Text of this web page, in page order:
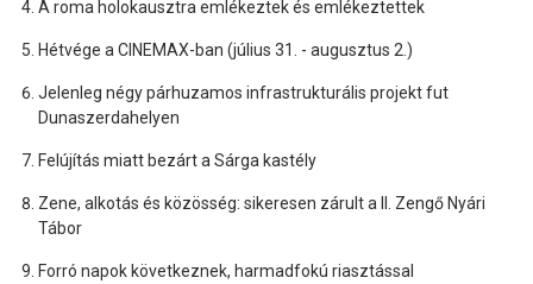
A roma holokausztra emlékeztek és emlékeztettek
Hétvége a CINEMAX-ban (július 31. - augusztus 2.)
Jelenleg négy párhuzamos infrastrukturális projekt fut
Dunaszerdahelyen
Felújítás miatt bezárt a Sárga kastély
Zene, alkotás és közösség: sikeresen zárult a II. Zengő Nyári
Tábor
Forró napok következnek, harmadfokú riasztással